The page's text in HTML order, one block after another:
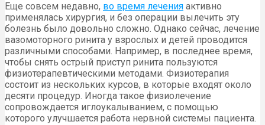
Еще совсем недавно, во время лечения активно
применялась хирургия, и без операции вылечить эту
болезнь было довольно сложно. Однако сейчас, лечение
вазомоторного ринита у взрослых и детей проводится
различными способами. Например, в последнее время,
чтобы снять острый приступ ринита пользуются
физиотерапевтическими методами. Физиотерапия
состоит из нескольких курсов, в которые входят около
десяти процедур. Иногда такое физиолечение
сопровождается иглоукалыванием, с помощью
которого улучшается работа нервной системы пациента.